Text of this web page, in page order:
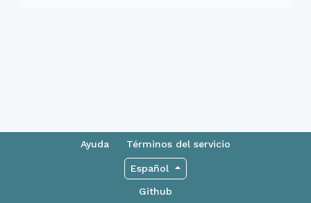
Ayuda Términos del servicio
Español
Github